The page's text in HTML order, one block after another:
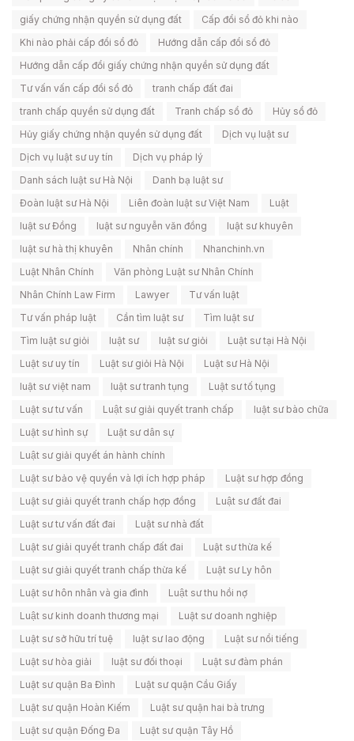
giấy chứng nhận quyền sử dụng đất
Cấp đổi sổ đỏ khi nào
Khi nào phải cấp đổi sổ đỏ
Hướng dẫn cấp đổi sổ đỏ
Hướng dẫn cấp đổi giấy chứng nhận quyền sử dụng đất
Tư vấn vấn cấp đổi sổ đỏ
tranh chấp đất đai
tranh chấp quyền sử dụng đất
Tranh chấp sổ đỏ
Hủy sổ đỏ
Hủy giấy chứng nhận quyền sử dụng đất
Dịch vụ luật sư
Dịch vụ luật sư uy tín
Dịch vụ pháp lý
Danh sách luật sư Hà Nội
Danh bạ luật sư
Đoàn luật sư Hà Nội
Liên đoàn luật sư Việt Nam
Luật
luật sư Đồng
luật sư nguyễn văn đồng
luật sư khuyên
luật sư hà thị khuyên
Nhân chính
Nhanchinh.vn
Luật Nhân Chính
Văn phòng Luật sư Nhân Chính
Nhân Chính Law Firm
Lawyer
Tư vấn luật
Tư vấn pháp luật
Cần tìm luật sư
Tìm luật sư
Tìm luật sư giỏi
luật sư luật sư giỏi
Luật sư tại Hà Nội
Luật sư uy tín
Luật sư giỏi Hà Nội
Luật sư Hà Nội
luật sư việt nam
luật sư tranh tụng
Luật sư tố tụng
Luật sư tư vấn
Luật sư giải quyết tranh chấp
luật sư bào chữa
Luật sư hình sự
Luật sư dân sự
Luật sư giải quyết án hành chính
Luật sư bảo vệ quyền và lợi ích hợp pháp
Luật sư hợp đồng
Luật sư giải quyết tranh chấp hợp đồng
Luật sư đất đai
Luật sư tư vấn đất đai
Luật sư nhà đất
Luật sư giải quyết tranh chấp đất đai
Luật sư thừa kế
Luật sư giải quyết tranh chấp thừa kế
Luật sư Ly hôn
Luật sư hôn nhân và gia đình
Luật sư thu hồi nợ
Luật sư kinh doanh thương mại
Luật sư doanh nghiệp
Luật sư sở hữu trí tuệ
luật sư lao động
Luật sư nổi tiếng
Luật sư hòa giải
luật sư đối thoại
Luật sư đàm phán
Luật sư quận Ba Đình
Luật sư quận Cầu Giấy
Luật sư quận Hoàn Kiếm
Luật sư quận hai bà trưng
Luật sư quận Đống Đa
Luật sư quận Tây Hồ